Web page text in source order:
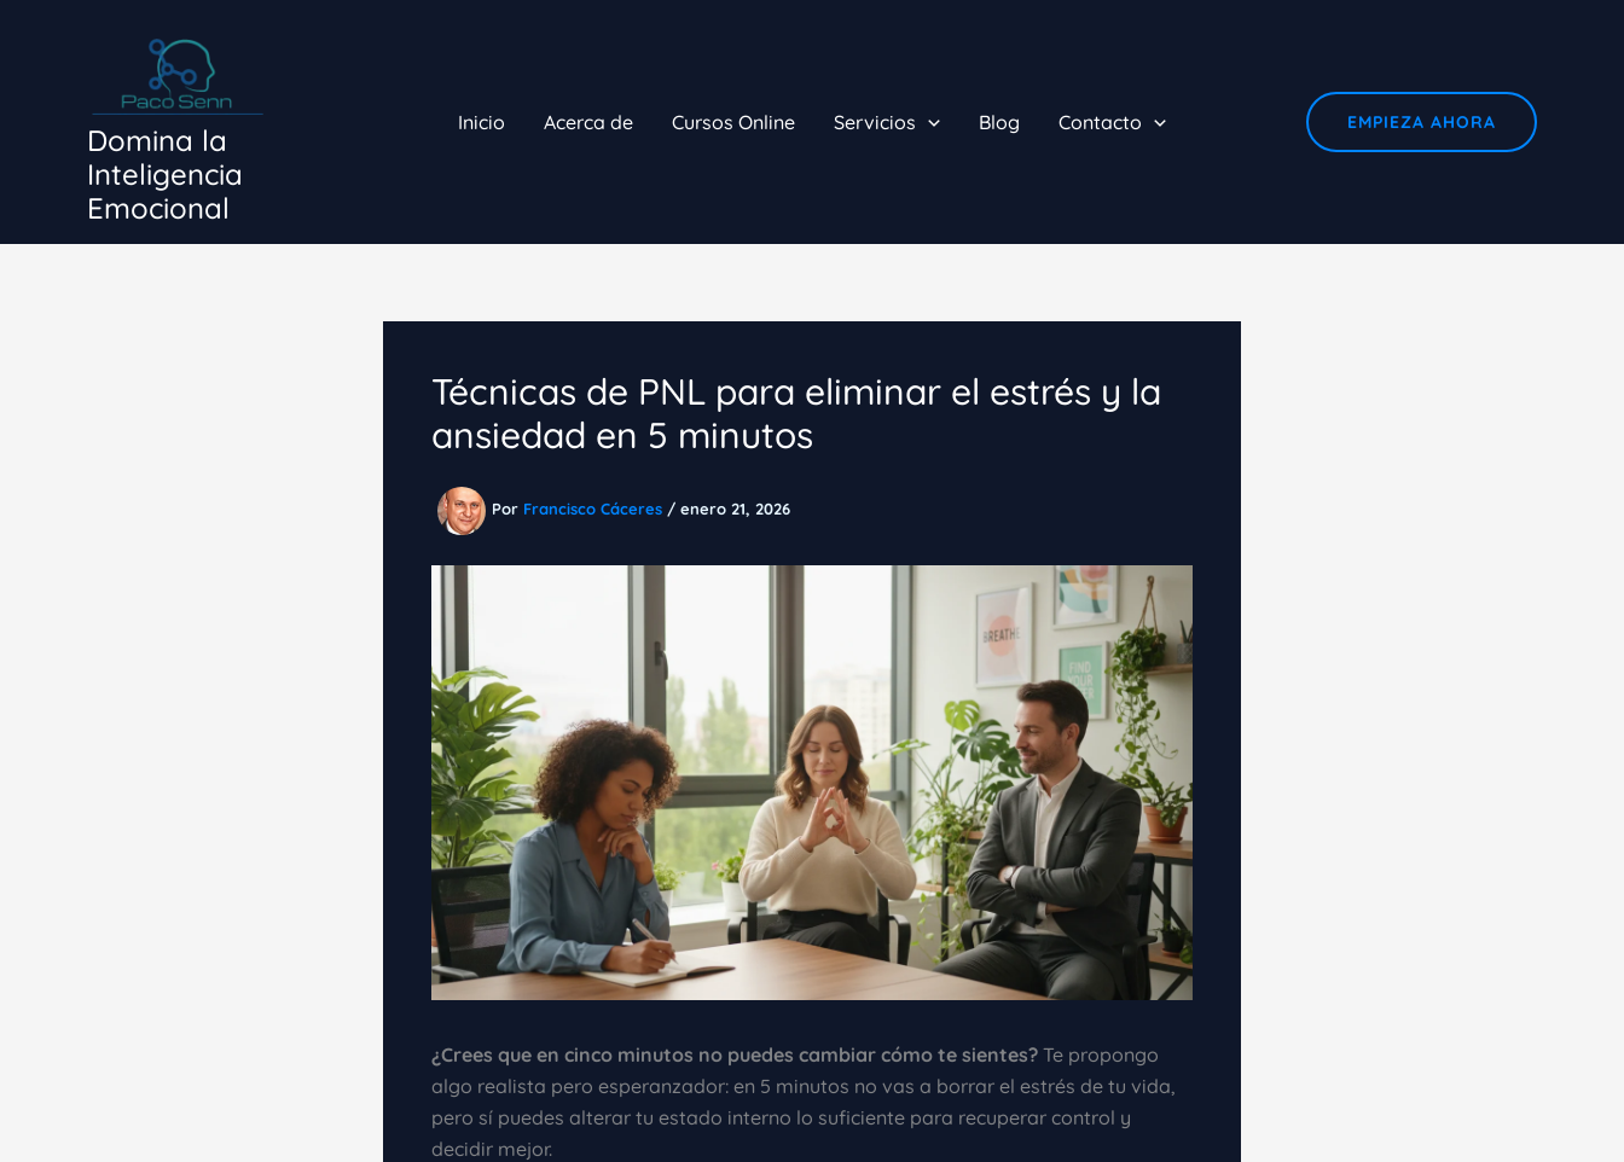
Domina la
Inteligencia
Emocional
Inicio Acerca de Cursos Online Servicios Blog Contacto EMPIEZA AHORA
Técnicas de PNL para eliminar el estrés y la
ansiedad en 5 minutos
Por Francisco Cáceres / enero 21, 2026
¿Crees que en cinco minutos no puedes cambiar cómo te sientes? Te propongo
algo realista pero esperanzador: en 5 minutos no vas a borrar el estrés de tu vida,
pero sí puedes alterar tu estado interno lo suficiente para recuperar control y
decidir mejor.